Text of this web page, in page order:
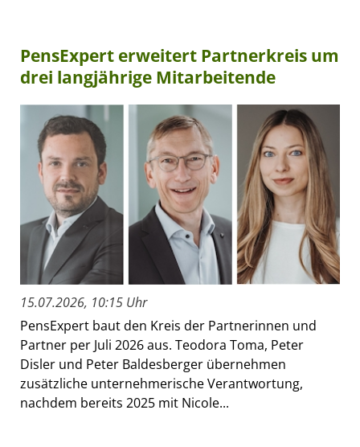
PensExpert erweitert Partnerkreis um
drei langjährige Mitarbeitende
15.07.2026, 10:15 Uhr
PensExpert baut den Kreis der Partnerinnen und
Partner per Juli 2026 aus. Teodora Toma, Peter
Disler und Peter Baldesberger übernehmen
zusätzliche unternehmerische Verantwortung,
nachdem bereits 2025 mit Nicole...